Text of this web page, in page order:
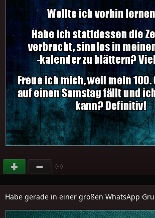
(+7)
Habe gerade in einer großen WhatsApp